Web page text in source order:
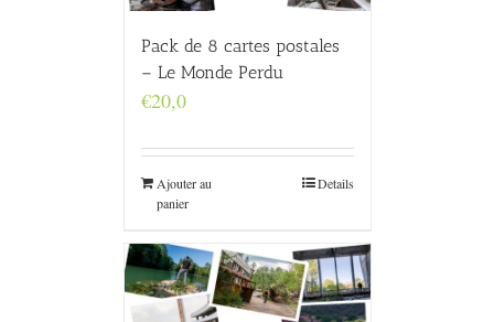
Pack de 8 cartes postales
– Le Monde Perdu
€20,0
Ajouter au
panier
Details